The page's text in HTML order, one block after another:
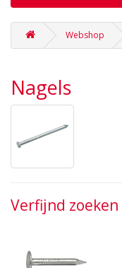
Webshop
Nagels
Verfijnd zoeken